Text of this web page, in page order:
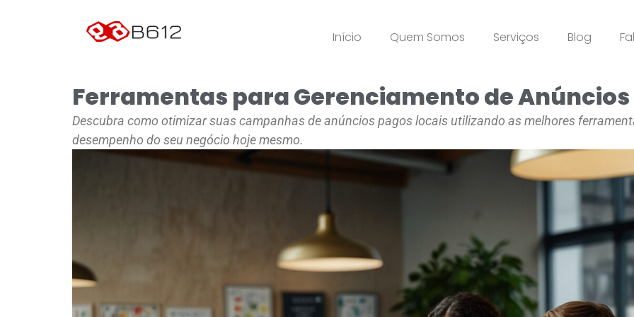
Início Quem Somos Serviços Blog
Ferramentas para Gerenciamento de Anúncios
Descubra como otimizar suas campanhas de anúncios pagos locais utilizando as melhores
desempenho do seu negócio hoje mesmo.